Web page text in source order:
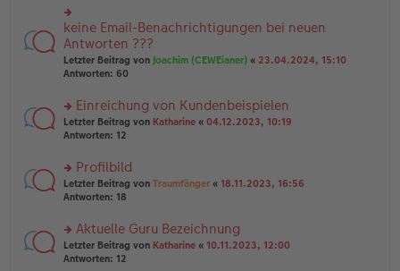
tr
a
g
e
n
er
B
ei
tr
g
u
n
g
el
es
e
er
B
ei
tr
g
rs
te
r
u
n
el
es
e
B
ei
tr
g
keine Email-Benachrichtigungen bei neuen
Antworten ???
Letzter Beitrag von Joachim (CEWEianer) « 23.04.2024, 15:10
Antworten: 60
rs
te
n
g
el
e
n
er
Einreichung von Kundenbeispielen
Letzter Beitrag von Katharine « 04.12.2023, 10:19
Antworten: 12
rs
te
n
g
el
Profilbild
Letzter Beitrag von Traumfänger « 18.11.2023, 16:56
Antworten: 18
rs
te
Aktuelle Guru Bezeichnung
Letzter Beitrag von Katharine « 10.11.2023, 12:00
Antworten: 12